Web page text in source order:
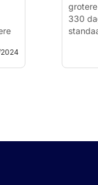
330
in
From